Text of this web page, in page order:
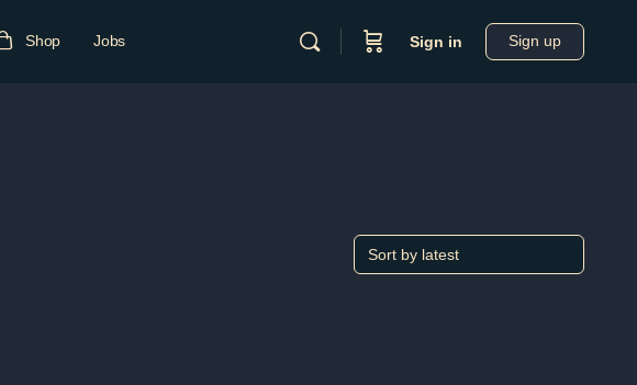
Shop Jobs Sign in Sign up